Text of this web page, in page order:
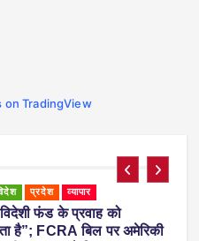
on TradingView
प्रदेश महाराष्ट्र
‘एनालॉग पनीर’ पर 1 साल
रेस्टोरेंट में उपयोग करने पर